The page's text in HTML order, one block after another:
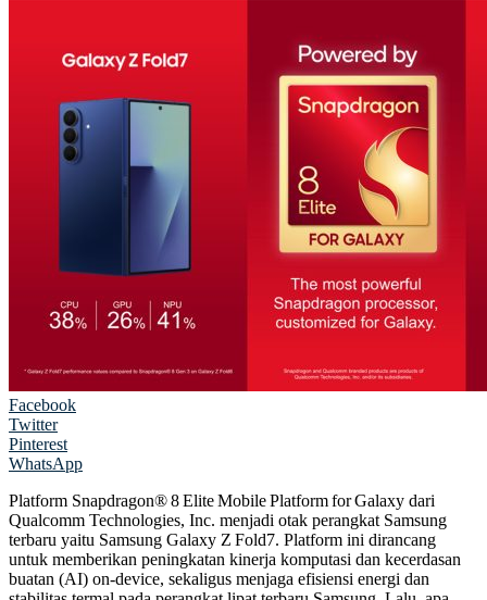
Facebook
Twitter
Pinterest
WhatsApp
Platform Snapdragon® 8 Elite Mobile Platform for Galaxy dari
Qualcomm Technologies, Inc. menjadi otak perangkat Samsung
terbaru yaitu Samsung Galaxy Z Fold7. Platform ini dirancang
untuk memberikan peningkatan kinerja komputasi dan kecerdasan
buatan (AI) on‑device, sekaligus menjaga efisiensi energi dan